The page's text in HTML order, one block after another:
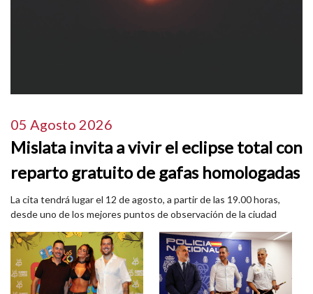
05 Agosto 2026
Mislata invita a vivir el eclipse total con
reparto gratuito de gafas homologadas
La cita tendrá lugar el 12 de agosto, a partir de las 19.00 horas,
desde uno de los mejores puntos de observación de la ciudad